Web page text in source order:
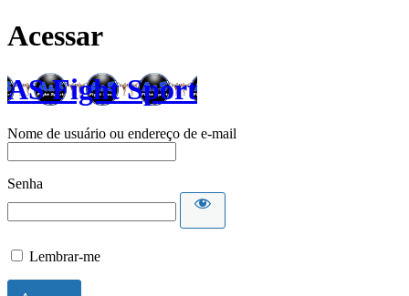
Acessar
AS Fight Sport
Nome de usuário ou endereço de e-mail
Senha
Lembrar-me